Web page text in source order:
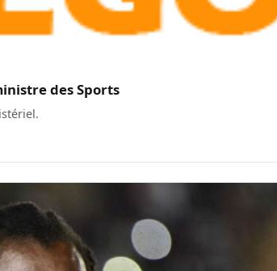
des Sports